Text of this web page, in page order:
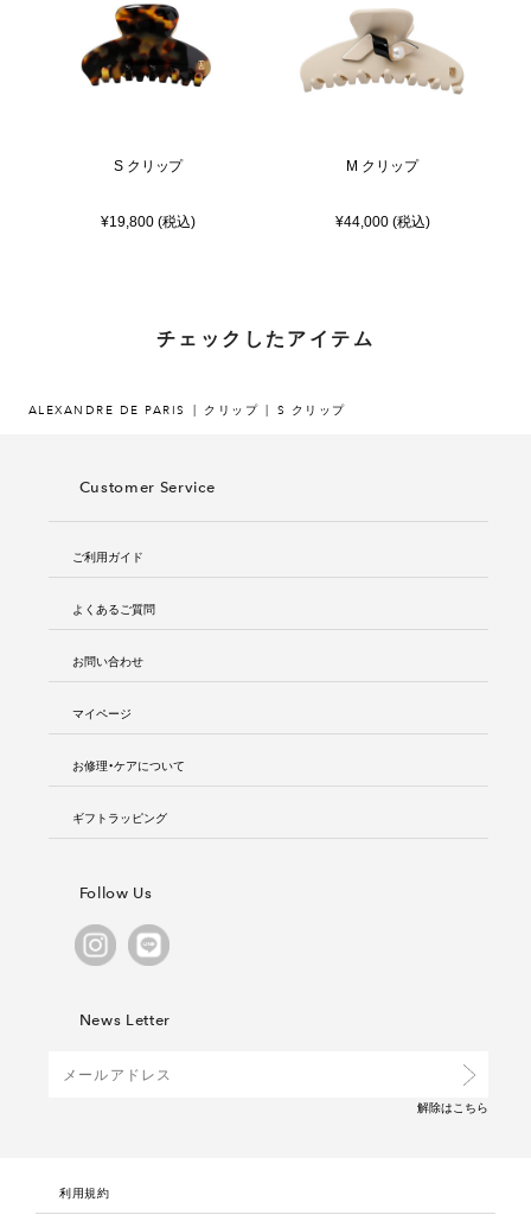
S クリップ
¥19,800 (税込)
M クリップ
¥44,000 (税込)
チェックしたアイテム
ALEXANDRE DE PARIS クリップ S クリップ
Customer Service
ご利用ガイド
よくあるご質問
お問い合わせ
マイページ
お修理・ケアについて
ギフトラッピング
Follow Us
News Letter
解除は こちら
利用規約